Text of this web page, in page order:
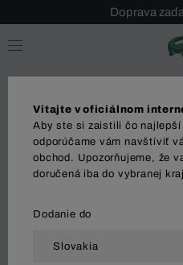
Sezónny
MUŽI ŽENY
Vitajte v oficiálnom
Aby ste si zaistili čo najlepší
odporúčame vám navštíviť
obchod. Upozorňujeme, že
doručená iba do vybranej
Dodanie do